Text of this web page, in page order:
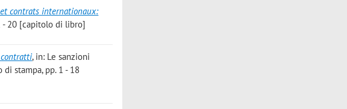
contrats internationaux:
- 20 [capitolo di libro]
, in: Le sanzioni
stampa, pp. 1 - 18